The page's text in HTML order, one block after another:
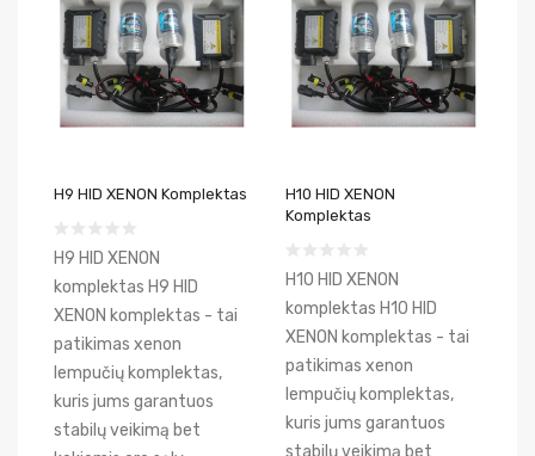
H9 HID XENON Komplektas
H9 HID XENON
komplektas H9 HID
XENON komplektas - tai
patikimas xenon
lempučių komplektas,
kuris jums garantuos
stabilų veikimą bet
H10 HID XENON
Komplektas
H10 HID XENON
komplektas H10 HID
XENON komplektas - tai
patikimas xenon
lempučių komplektas,
kuris jums garantuos
stabilų veikimą bet